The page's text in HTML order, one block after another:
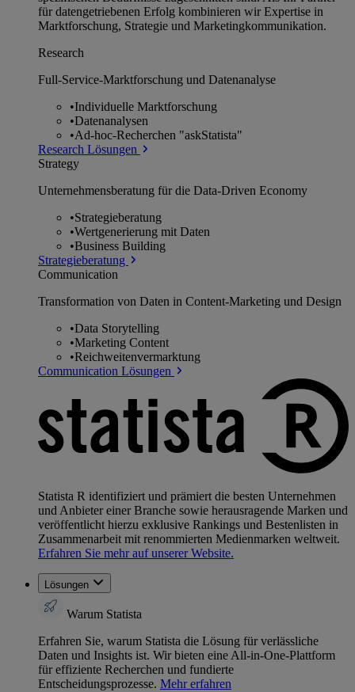
für datengetriebenen Erfolg kombinieren wir Expertise in
Marktforschung, Strategie und Marketingkommunikation.
Research
Full-Service-Marktforschung und Datenanalyse
•Individuelle Marktforschung
•Datenanalysen
•Ad-hoc-Recherchen "askStatista"
Research Lösungen
Strategy
Unternehmens­beratung für die Data-Driven Economy
•Strategieberatung
•Wertgenerierung mit Daten
•Business Building
Strategieberatung
Communication
Transformation von Daten in Content-Marketing und Design
•Data Storytelling
•Marketing Content
•Reichweitenvermarktung
Communication Lösungen
Statista R identifiziert und prämiert die besten Unternehmen
und Anbieter einer Branche sowie herausragende Marken und
veröffentlicht hierzu exklusive Rankings und Bestenlisten in
Zusammenarbeit mit renommierten Medienmarken weltweit.
Erfahren Sie mehr auf unserer Website.
Lösungen
Warum Statista
Erfahren Sie, warum Statista die Lösung für verlässliche
Daten und Insights ist. Wir bieten eine All-in-One-Plattform
für effiziente Recherchen und fundierte
Entscheidungsprozesse. Mehr erfahren